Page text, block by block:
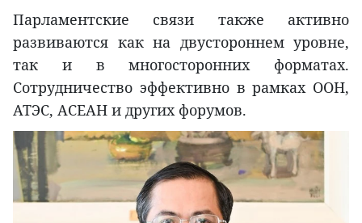
Парламентские связи также активно
развиваются как на двустороннем уровне,
так и в многосторонних форматах.
Сотрудничество эффективно в рамках ООН,
АТЭС, АСЕАН и других форумов.